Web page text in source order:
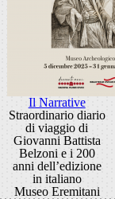
Il Narrative
Straordinario diario
di viaggio di
Giovanni Battista
Belzoni e i 200
anni dell’edizione
in italiano
Museo Eremitani